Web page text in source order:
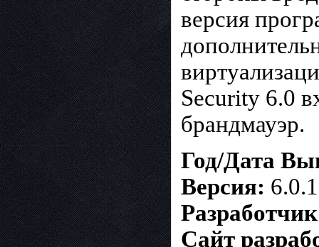
версия
Security 6.0
брандмауэр.
Год/Дата
Версия:
Сайт